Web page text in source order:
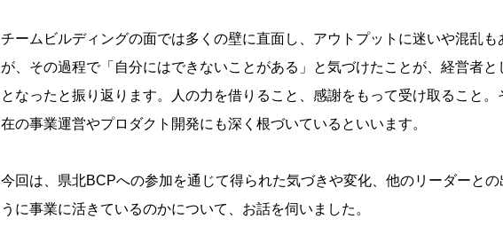
チームビルディングの面では多くの壁に直面し、アウトプットに迷いや混乱も
が、その過程で「自分にはできないことがある」と気づけたことが、経営者と
となったと振り返ります。人の力を借りること、感謝をもって受け取ること。
在の事業運営やプロダクト開発にも深く根づいているといいます。
今回は、県北BCPへの参加を通じて得られた気づきや変化、他のリーダーと
うに事業に活きているのかについて、お話を伺いました。